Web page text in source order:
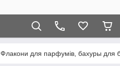
Флакони для парфумів, бахуры для